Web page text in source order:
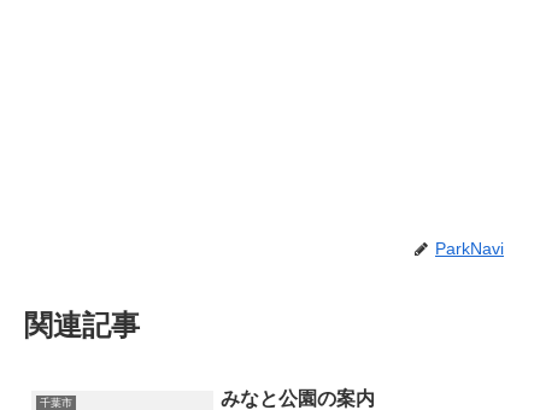
ParkNavi
関連記事
千葉市 みなと公園の案内